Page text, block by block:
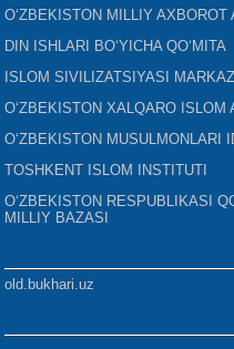
O‘ZBEKISTON MILLIY AXBOROT
DIN ISHLARI BO‘YICHA QO‘MITA
ISLOM SIVILIZATSIYASI MARKAZI
O‘ZBEKISTON XALQARO ISLOM
O‘ZBEKISTON MUSULMONLARI
TOSHKENT ISLOM INSTITUTI
O‘ZBEKISTON RESPUBLIKASI
MILLIY BAZASI
old.bukhari.uz